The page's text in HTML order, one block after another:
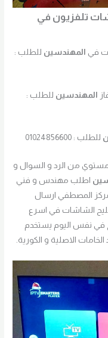
شاشات تلفزيون في
في المهندسين للطلب :
المهندسين للطلب :
للطلب : 01024856600
من الرد و السوال و
اطلب مهندس و فني
: 01024856600 .. يقدم مركز المصطفي ارسال
الشاشات في اسرع
في نفس اليوم يستخدم
الاصلية و الكورية.